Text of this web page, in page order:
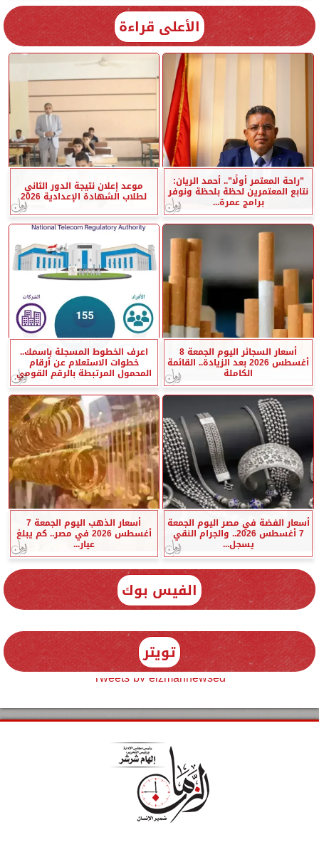
الأعلى قراءة
”راحة المعتمر أولًا”.. أحمد الريان:
نتابع المعتمرين لحظة بلحظة ونوفر
برامج عمرة...
موعد إعلان نتيجة الدور الثاني
لطلاب الشهادة الإعدادية 2026
أسعار السجائر اليوم الجمعة 8
أغسطس 2026 بعد الزيادة.. القائمة
الكاملة
اعرف الخطوط المسجلة باسمك..
خطوات الاستعلام عن أرقام
المحمول المرتبطة بالرقم القومي
أسعار الفضة في مصر اليوم الجمعة
7 أغسطس 2026.. والجرام النقي
يسجل...
أسعار الذهب اليوم الجمعة 7
أغسطس 2026 في مصر.. كم يبلغ
عيار...
الفيس بوك
تويتر
Tweets by elzmannewseg